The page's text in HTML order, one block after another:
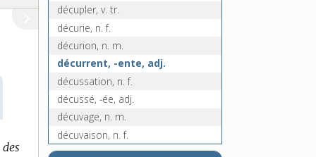
décupler, v. tr.
décurie, n. f.
décurion, n. m.
décurrent, -ente, adj.
décussation, n. f.
décussé, -ée, adj.
décuvage, n. m.
décuvaison, n. f.
décuver, v. tr.